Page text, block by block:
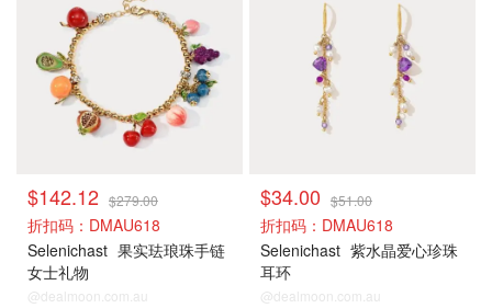
$142.12 $279.00
折扣码：DMAU618
Selenichast 果实珐琅珠手链
女士礼物
@dealmoon.com.au
$34.00 $51.00
折扣码：DMAU618
Selenichast 紫水晶爱心珍珠
耳环
@dealmoon.com.au